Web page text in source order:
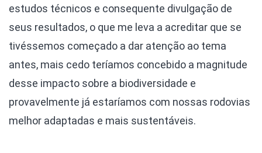
estudos técnicos e consequente divulgação de
seus resultados, o que me leva a acreditar que se
tivéssemos começado a dar atenção ao tema
antes, mais cedo teríamos concebido a magnitude
desse impacto sobre a biodiversidade e
provavelmente já estaríamos com nossas rodovias
melhor adaptadas e mais sustentáveis.